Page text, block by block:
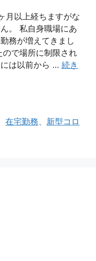
月以上経ちますがな
。 私自身職場にあ
務が増えてきまし
で場所に制限され
は以前から … 続き
在宅勤務、 新型コロ